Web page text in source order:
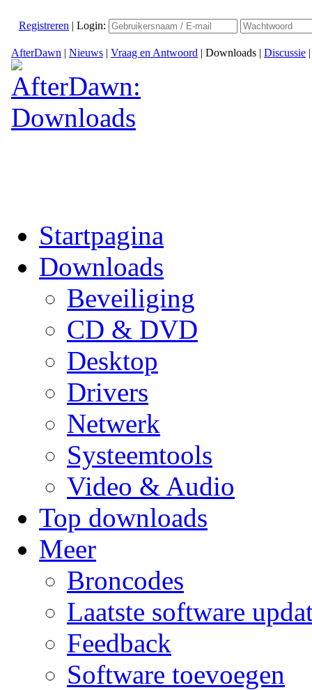
Registreren | Login:
AfterDawn | Nieuws | Vraag en Antwoord | Downloads | Discussie
Startpagina
Downloads
Beveiliging
CD & DVD
Desktop
Drivers
Netwerk
Systeemtools
Video & Audio
Top downloads
Meer
Broncodes
Laatste software
Feedback
Software toevoegen